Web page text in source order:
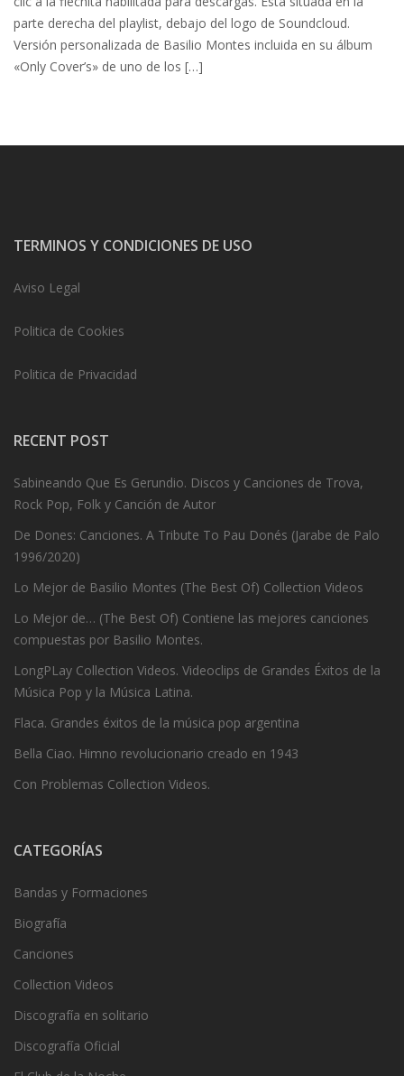
parte derecha del playlist, debajo del logo de Soundcloud.
Versión personalizada de Basilio Montes incluida en su álbum
«Only Cover’s» de uno de los […]
TERMINOS Y CONDICIONES DE USO
Aviso Legal
Politica de Cookies
Politica de Privacidad
RECENT POST
Sabineando Que Es Gerundio. Discos y Canciones de Trova,
Rock Pop, Folk y Canción de Autor
De Dones: Canciones. A Tribute To Pau Donés (Jarabe de Palo
1996/2020)
Lo Mejor de Basilio Montes (The Best Of) Collection Videos
Lo Mejor de… (The Best Of) Contiene las mejores canciones
compuestas por Basilio Montes.
LongPLay Collection Videos. Videoclips de Grandes Éxitos de la
Música Pop y la Música Latina.
Flaca. Grandes éxitos de la música pop argentina
Bella Ciao. Himno revolucionario creado en 1943
Con Problemas Collection Videos.
CATEGORÍAS
Bandas y Formaciones
Biografía
Canciones
Collection Videos
Discografía en solitario
Discografía Oficial